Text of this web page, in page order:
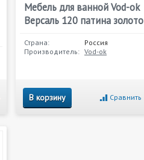
Мебель для ванной Vod-ok
Версаль 120 патина золото
Страна:
Россия
Производитель: Vod-ok
В корзину Сравнить